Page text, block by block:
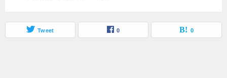
Tweet 0 0